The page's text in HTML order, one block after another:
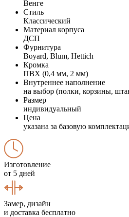
Венге
Стиль
Классический
Материал корпуса
ДСП
Фурнитура
Boyard, Blum, Hettich
Кромка
ПВХ (0,4 мм, 2 мм)
Внутреннее наполнение
на выбор (полки, корзины,
Размер
индивидуальный
Цена
указана за базовую
Изготовление
от 5 дней
Замер, дизайн
и доставка бесплатно